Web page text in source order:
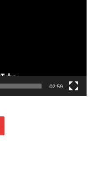
02:59